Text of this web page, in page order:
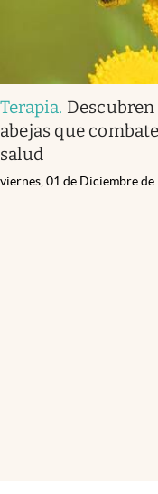
Terapia.
abejas que
salud
viernes, 01 de Diciembre de